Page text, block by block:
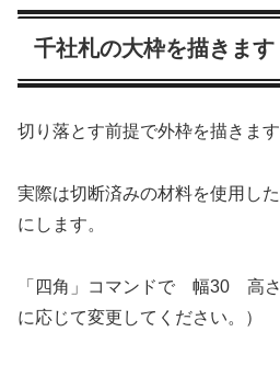
千社札の大枠を描きます
切り落とす前提で外枠を描きます
実際は切断済みの材料を使用し
にします。
「四角」コマンドで 幅30 高
に応じて変更してください。）